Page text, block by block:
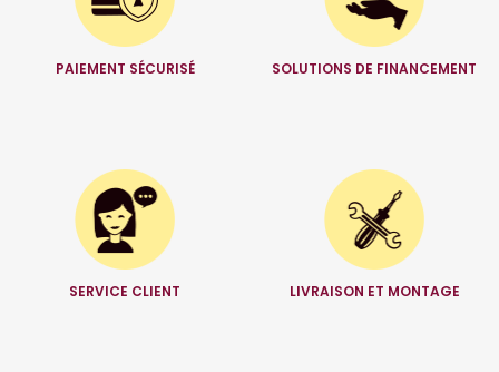
PAIEMENT SÉCURISÉ SOLUTIONS DE FINANCEMENT
SERVICE CLIENT LIVRAISON ET MONTAGE